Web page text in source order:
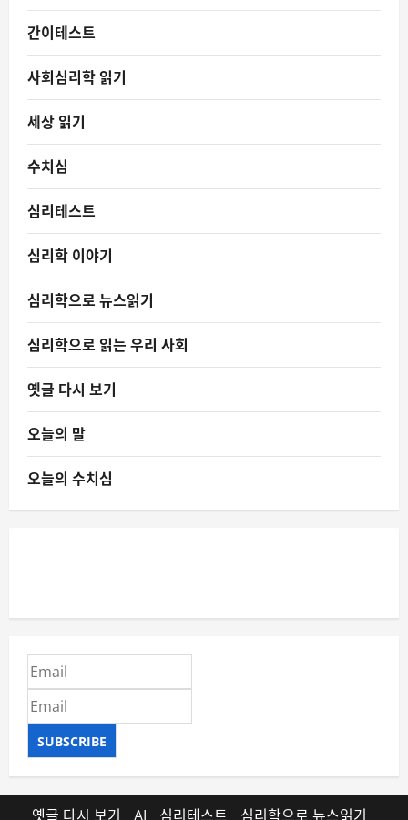
간이테스트
사회심리학 읽기
세상 읽기
수치심
심리테스트
심리학 이야기
심리학으로 뉴스읽기
심리학으로 읽는 우리 사회
옛글 다시 보기
오늘의 말
오늘의 수치심
SUBSCRIBE
옛글 다시 보기 AI 심리테스트 심리학으로 뉴스읽기